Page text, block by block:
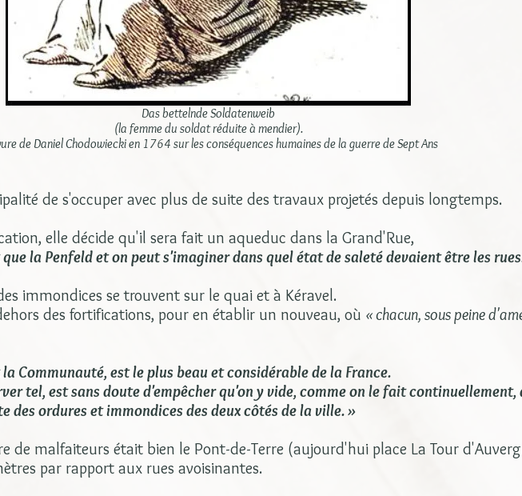
Das bettelnde Soldatenweib
(la femme du soldat réduite à mendier).
de Daniel Chodowiecki en 1764 sur les conséquences humaines de la guerre de Sept Ans
de s'occuper avec plus de suite des travaux projetés depuis longtemps.
elle décide qu'il sera fait un aqueduc dans la Grand'Rue,
la Penfeld et on peut s'imaginer dans quel état de saleté devaient être les
immondices se trouvent sur le quai et à Kéravel.
des fortifications, pour en établir un nouveau, où « chacun, sous peine
Communauté, est le plus beau et considérable de la France.
tel, est sans doute d'empêcher qu'on y vide, comme on le fait continuellement,
des ordures et immondices des deux côtés de la ville. »
de malfaiteurs était bien le Pont-de-Terre (aujourd'hui place La Tour
par rapport aux rues avoisinantes.